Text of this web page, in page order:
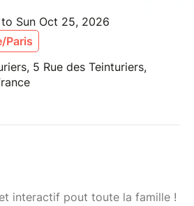
Sun Oct 25, 2026
Paris
5 Rue des Teinturiers,
interactif pout toute la famille !